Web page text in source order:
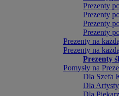
Prezenty
Prezenty
Prezenty
Prezenty
Prezenty na
Prezenty na
Prezenty
Pomysły na
Dla Szefa
Dla Artysty
Dla